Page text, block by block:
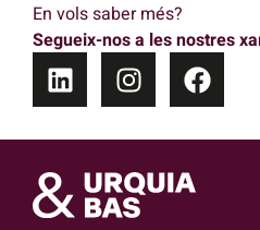
En vols saber més?
Segueix-nos a les nostres